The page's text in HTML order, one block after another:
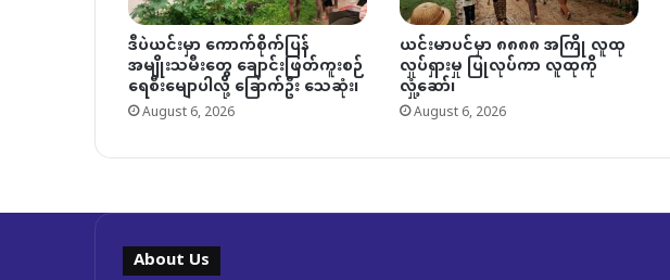
ဒီပဲယင်းမှာ ကောက်စိုက်ပြန်
အမျိုးသမီးတွေ ချောင်းဖြတ်ကူးစဉ်
ရေစီးမျောပါလို့ ခြောက်ဦး သေဆုံး၊
August 6, 2026
ယင်းမာပင်မှာ ၈၈၈၈ အကြို လူထု
လှုပ်ရှားမှု ပြုလုပ်ကာ လူထုကို
လှုံ့ဆော်၊
August 6, 2026
About Us